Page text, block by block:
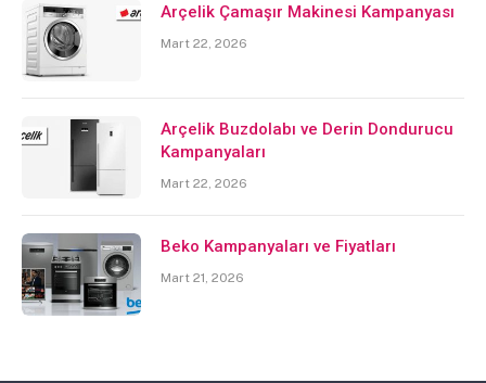
Arçelik Çamaşır Makinesi Kampanyası
Mart 22, 2026
Arçelik Buzdolabı ve Derin Dondurucu
Kampanyaları
Mart 22, 2026
Beko Kampanyaları ve Fiyatları
Mart 21, 2026